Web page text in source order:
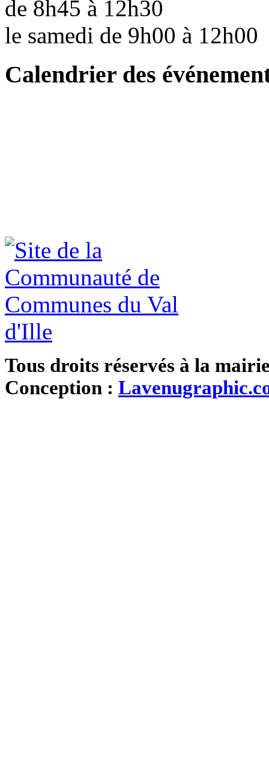
de 8h45 à 12h30
le samedi de 9h00 à
Calendrier des
Tous droits réservés à la
Conception :